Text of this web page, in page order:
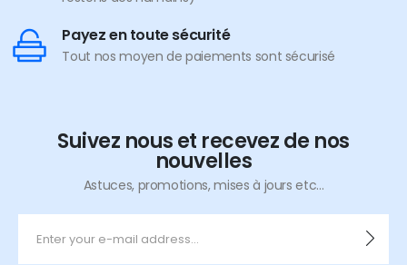
Payez en toute sécurité
Tout nos moyen de paiements sont sécurisé
Suivez nous et recevez de nos
nouvelles
Astuces, promotions, mises à jours etc...